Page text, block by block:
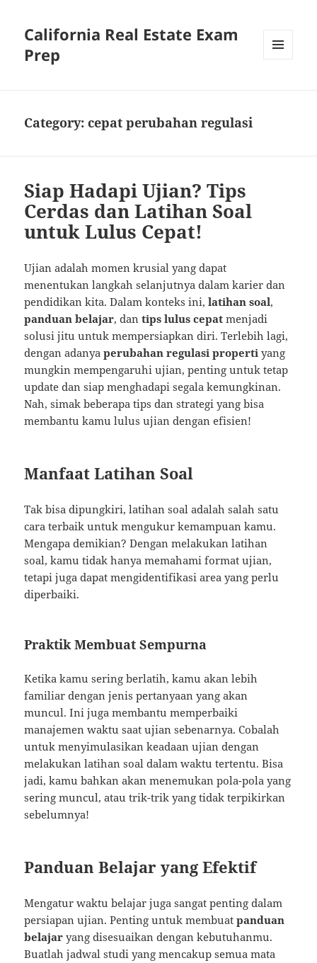
California Real Estate Exam
Prep
Category:cepat perubahan regulasi
Siap Hadapi Ujian? Tips
Cerdas dan Latihan Soal
untuk Lulus Cepat!
Ujian adalah momen krusial yang dapat
menentukan langkah selanjutnya dalam karier dan
pendidikan kita. Dalam konteks ini,latihan soal,
panduan belajar, dantips lulus cepat menjadi
solusi jitu untuk mempersiapkan diri. Terlebih lagi,
dengan adanyaperubahan regulasi properti yang
mungkin mempengaruhi ujian, penting untuk tetap
update dan siap menghadapi segala kemungkinan.
Nah, simak beberapa tips dan strategi yang bisa
membantu kamu lulus ujian dengan efisien!
Manfaat Latihan Soal
Tak bisa dipungkiri, latihan soal adalah salah satu
cara terbaik untuk mengukur kemampuan kamu.
Mengapa demikian? Dengan melakukan latihan
soal, kamu tidak hanya memahami format ujian,
tetapi juga dapat mengidentifikasi area yang perlu
diperbaiki.
Praktik Membuat Sempurna
Ketika kamu sering berlatih, kamu akan lebih
familiar dengan jenis pertanyaan yang akan
muncul. Ini juga membantu memperbaiki
manajemen waktu saat ujian sebenarnya. Cobalah
untuk menyimulasikan keadaan ujian dengan
melakukan latihan soal dalam waktu tertentu. Bisa
jadi, kamu bahkan akan menemukan pola-pola yang
sering muncul, atau trik-trik yang tidak terpikirkan
sebelumnya!
Panduan Belajar yang Efektif
Mengatur waktu belajar juga sangat penting dalam
persiapan ujian. Penting untuk membuatpanduan
belajar yang disesuaikan dengan kebutuhanmu.
Buatlah jadwal studi yang mencakup semua mata